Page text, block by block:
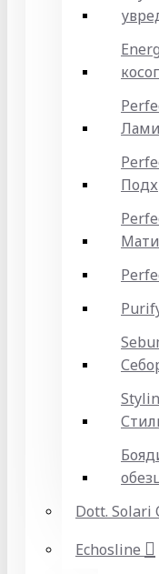
Dott. Solari
Echosline